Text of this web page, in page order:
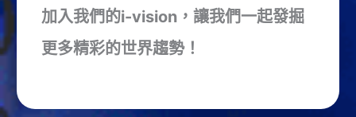
加入我們的i-vision，讓我們一起發掘
更多精彩的世界趨勢！